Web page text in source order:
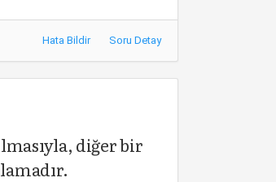
Hata Bildir Soru Detay
diğer bir